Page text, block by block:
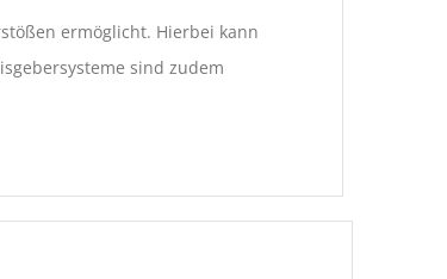
ermöglicht. Hierbei kann
sind zudem